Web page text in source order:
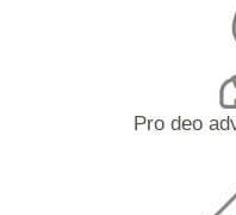
Pro deo